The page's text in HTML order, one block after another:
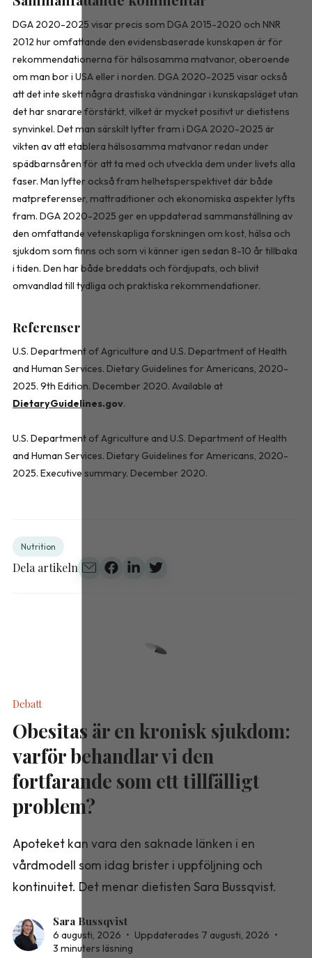
DGA 2020-2025 visar precis som DGA 2015-2020 och NNR
2012 hur omfattande den evidensbaserade kunskapen är för
rekommendationerna för hälsosamma matvanor, oberoende
om man bor i USA eller i norden. DGA 2020-2025 visar också
att det inte skett några drastiska vändningar i kunskapsläget utan
det har snarare förstärkt, vilket är mycket positivt ur dietistens
synvinkel. Det man särskilt lyfter fram i DGA 2020-2025 är
vikten av att etablera hälsosamma matvanor redan under
spädbarnsåren för att ta med och utveckla dem under livets alla
faser. Man lyfter också fram helhetsperspektivet där både
matpreferenser, mattraditioner och ekonomiska aspekter lyfts
fram. DGA 2020-2025 ger en uppdaterad sammanställning av
den omfattande vetenskapliga forskningen om kost, hälsa och
sjukdom som finns och som vi känner igen sedan 8-10 år tillbaka
i tiden. Den har både breddats och fördjupats, och blivit
omvandlad till tydliga och praktiska rekommendationer.
Referenser
U.S. Department of Agriculture and U.S. Department of Health
and Human Services. Dietary Guidelines for Americans, 2020-
2025. 9th Edition. December 2020. Available at
DietaryGuidelines.gov.
U.S. Department of Agriculture and U.S. Department of Health
and Human Services. Dietary Guidelines for Americans, 2020-
2025. Executive summary. December 2020.
Nutrition
Dela artikeln
Debatt
Obesitas är en kronisk sjukdom:
varför behandlar vi den
fortfarande som ett tillfälligt
problem?
Apoteket kan vara den saknade länken i en
vårdmodell som idag brister i uppföljning och
kontinuitet. Det menar dietisten Sara Bussqvist.
Sara Bussqvist
6 augusti, 2026 • Uppdaterades 7 augusti, 2026 •
3 minuters läsning